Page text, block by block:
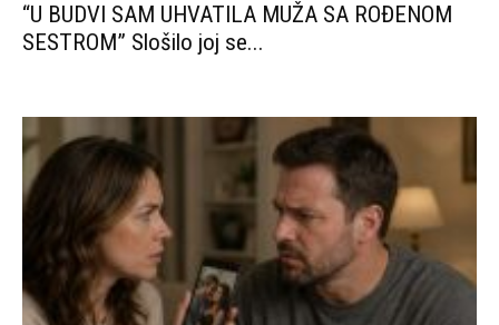
“U BUDVI SAM UHVATILA MUŽA SA ROĐENOM
SESTROM” Slošilo joj se...